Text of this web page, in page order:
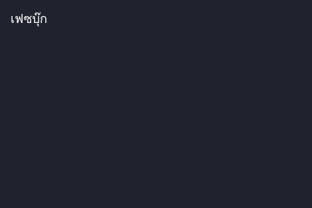
เฟซบุ๊ก